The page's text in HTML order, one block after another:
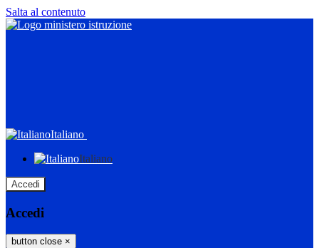
Salta al contenuto
Italiano
Italiano
Accedi
Accedi
button close ×